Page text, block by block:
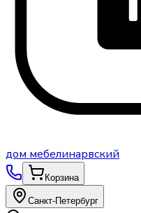
дом мебелинарвский
Корзина
Санкт-Петербург